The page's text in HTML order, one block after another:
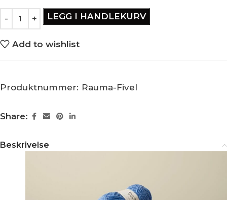
LEGG I HANDLEKURV
Add to wishlist
Produktnummer: Rauma-Fivel
Share:
Beskrivelse